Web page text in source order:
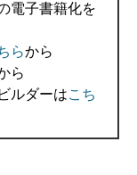
電子書籍化を
らから
ら
ルダーはこち